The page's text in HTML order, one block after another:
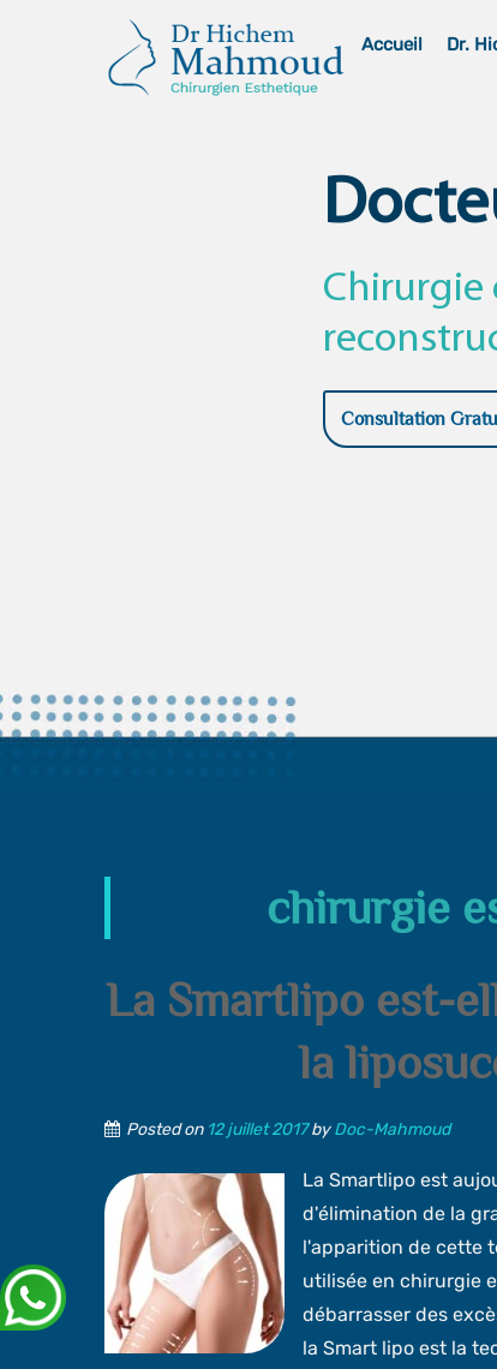
Accueil Dr.
Chirurgie
Consultation
chirurgie
La Smartlipo est-
la
Posted on 12 juillet 2017byDoc-Mahmoud
La Smartlipo est
d'élimination de la
l'apparition de cette
utilisée en chirurgie
débarrasser des
la Smart lipo est la